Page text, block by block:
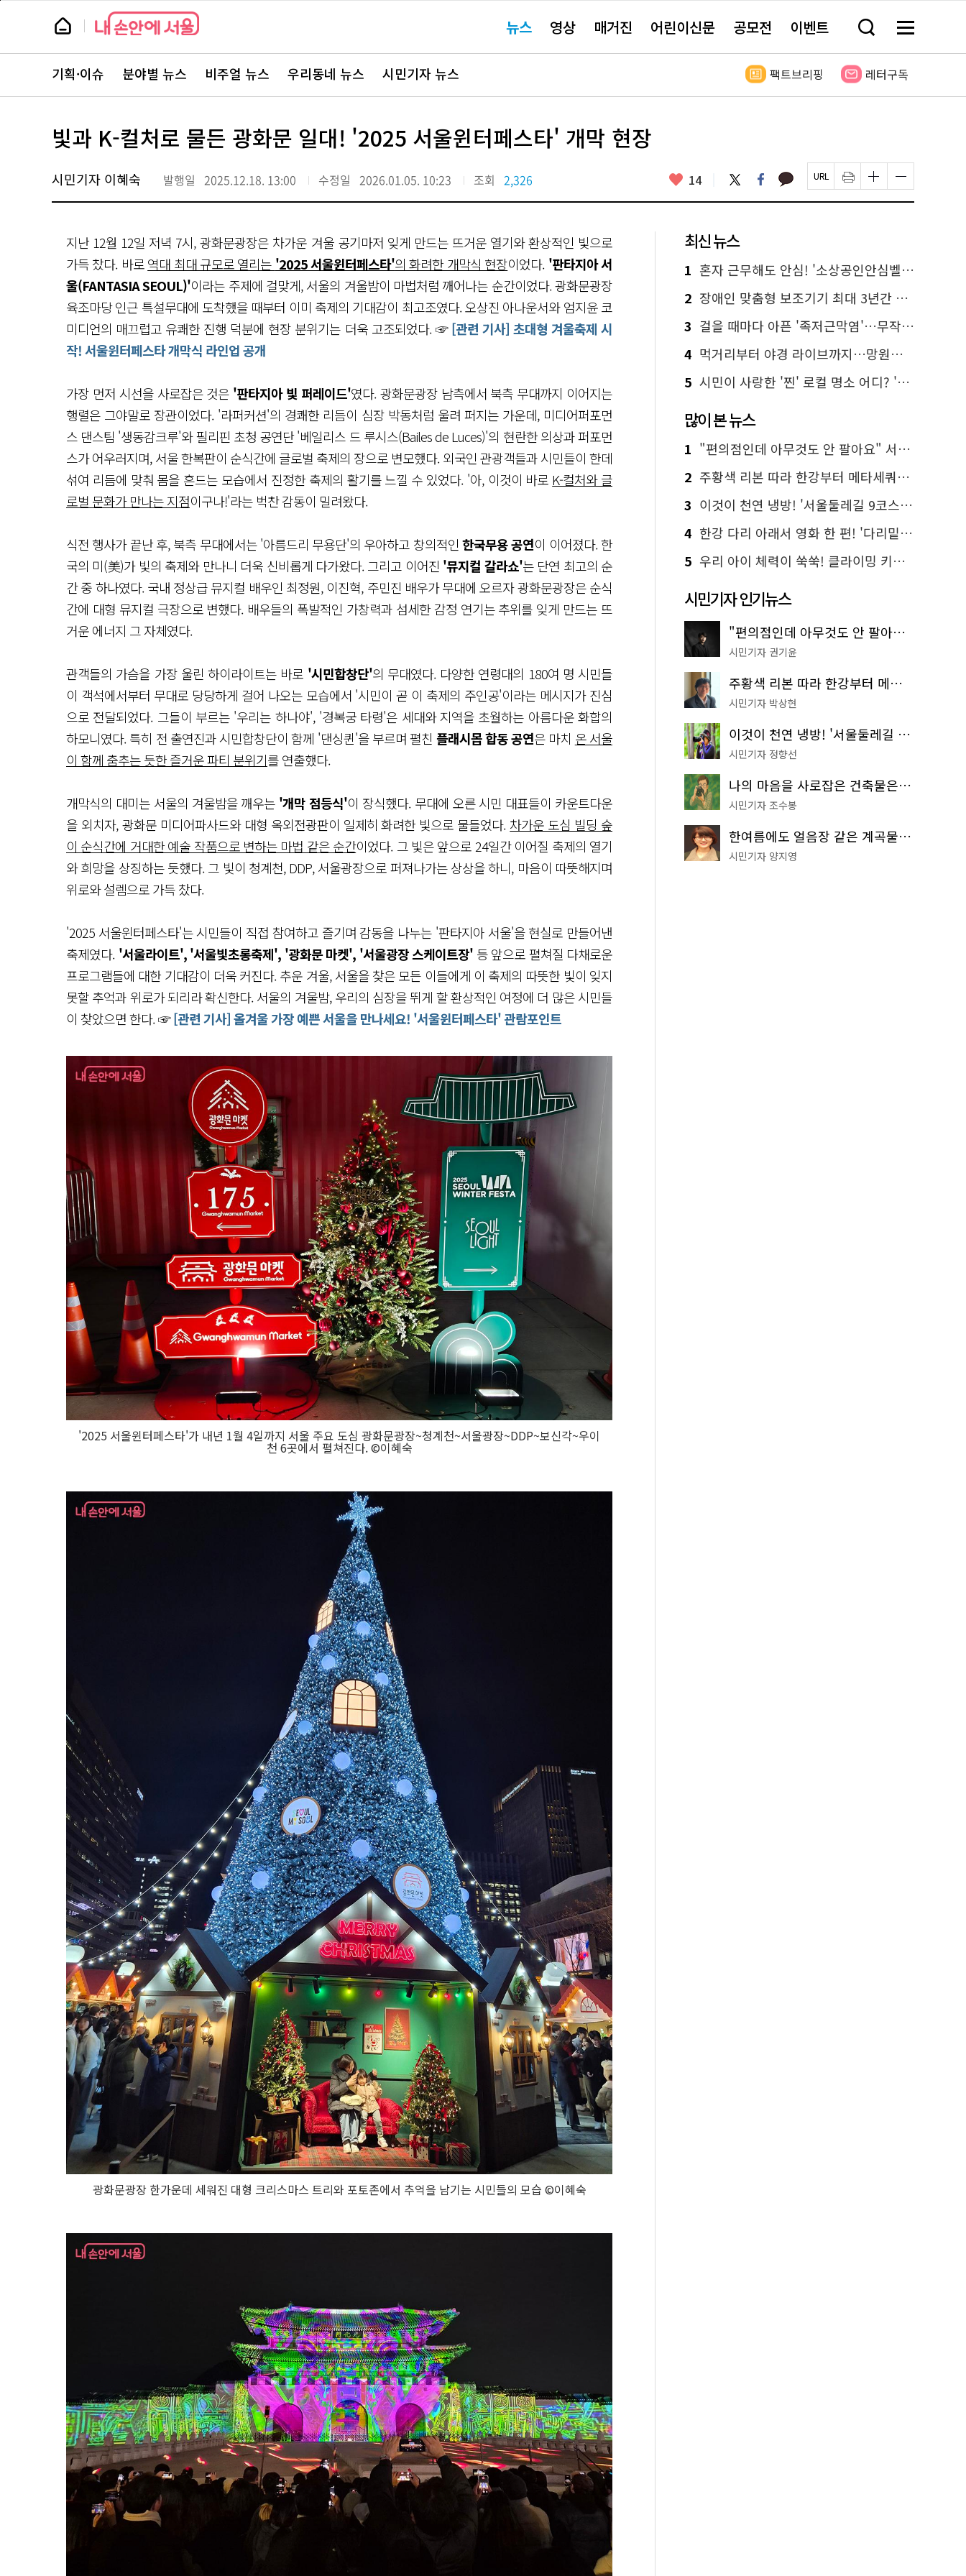
본
뉴
스 요뉴스 영상 매거진 어린이신문 공모전 이벤트 검
창
기
메
전
보
뉴
스
주
서
바
로
기획·이슈 분야별 뉴스 비주얼 뉴스 우리동네 뉴스 시민기자 뉴스 팩트브리핑 레터구독
빛과 K-컬처로 물든 광화문 일대! '2025 서울윈터페스타' 개막 현장
시민기자 이혜숙 발행일 2025.12.18. 13:00 수정일 2026.01.05. 10:23 조회 2,326 좋
요
14 트
위
터
페
이
스
카
카 페
이
지
인
쇄
하
글
자
크
하
기
글
자
크
하
기
지난 12월 12일 저녁 7시, 광화문광장은 차가운 겨울 공기마저 잊게 만드는 뜨거운 열기와 환상적인 빛으로
가득 찼다. 바로역대 최대 규모로 열리는 '2025 서울윈터페스타'의 화려한 개막식 현장이었다. '판타지아 서
울(FANTASIA SEOUL)'이라는 주제에 걸맞게, 서울의 겨울밤이 마법처럼 깨어나는 순간이었다. 광화문광장
육조마당 인근 특설무대에 도착했을 때부터 이미 축제의 기대감이 최고조였다. 오상진 아나운서와 엄지윤 코
미디언의 매끄럽고 유쾌한 진행 덕분에 현장 분위기는 더욱 고조되었다. ☞[관련 기사] 초대형 겨울축제 시
작! 서울윈터페스타 개막식 라인업 공개
가장 먼저 시선을 사로잡은 것은 '판타지아 빛 퍼레이드'였다. 광화문광장 남측에서 북측 무대까지 이어지는
행렬은 그야말로 장관이었다. '라퍼커션'의 경쾌한 리듬이 심장 박동처럼 울려 퍼지는 가운데, 미디어퍼포먼
스 댄스팀 '생동감크루'와 필리핀 초청 공연단 '베일리스 드 루시스(Bailes de Luces)'의 현란한 의상과 퍼포먼
스가 어우러지며, 서울 한복판이 순식간에 글로벌 축제의 장으로 변모했다. 외국인 관광객들과 시민들이 한데
섞여 리듬에 맞춰 몸을 흔드는 모습에서 진정한 축제의 활기를 느낄 수 있었다. '아, 이것이 바로 K-컬처와 글
로벌 문화가 만나는 지점이구나!'라는 벅찬 감동이 밀려왔다.
식전 행사가 끝난 후, 북측 무대에서는 '아름드리 무용단'의 우아하고 창의적인한국무용 공연이 이어졌다. 한
국의 미(美)가 빛의 축제와 만나니 더욱 신비롭게 다가왔다. 그리고 이어진 '뮤지컬 갈라쇼'는 단연 최고의 순
간 중 하나였다. 국내 정상급 뮤지컬 배우인 최정원, 이진혁, 주민진 배우가 무대에 오르자 광화문광장은 순식
간에 대형 뮤지컬 극장으로 변했다. 배우들의 폭발적인 가창력과 섬세한 감정 연기는 추위를 잊게 만드는 뜨
거운 에너지 그 자체였다.
관객들의 가슴을 가장 울린 하이라이트는 바로 '시민합창단'의 무대였다. 다양한 연령대의 180여 명 시민들
이 객석에서부터 무대로 당당하게 걸어 나오는 모습에서 '시민이 곧 이 축제의 주인공'이라는 메시지가 진심
으로 전달되었다. 그들이 부르는 '우리는 하나야', '경복궁 타령'은 세대와 지역을 초월하는 아름다운 화합의
하모니였다. 특히 전 출연진과 시민합창단이 함께 '댄싱퀸'을 부르며 펼친 플래시몹 합동 공연은 마치 온 서울
이 함께 춤추는 듯한 즐거운 파티 분위기를 연출했다.
개막식의 대미는 서울의 겨울밤을 깨우는 '개막 점등식'이 장식했다. 무대에 오른 시민 대표들이 카운트다운
을 외치자, 광화문 미디어파사드와 대형 옥외전광판이 일제히 화려한 빛으로 물들었다. 차가운 도심 빌딩 숲
이 순식간에 거대한 예술 작품으로 변하는 마법 같은 순간이었다. 그 빛은 앞으로 24일간 이어질 축제의 열기
와 희망을 상징하는 듯했다. 그 빛이 청계천, DDP, 서울광장으로 퍼져나가는 상상을 하니, 마음이 따뜻해지며
위로와 설렘으로 가득 찼다.
'2025 서울윈터페스타'는 시민들이 직접 참여하고 즐기며 감동을 나누는 '판타지아 서울'을 현실로 만들어낸
축제였다. '서울라이트', '서울빛초롱축제', '광화문 마켓', '서울광장 스케이트장' 등 앞으로 펼쳐질 다채로운
프로그램들에 대한 기대감이 더욱 커진다. 추운 겨울, 서울을 찾은 모든 이들에게 이 축제의 따뜻한 빛이 잊지
못할 추억과 위로가 되리라 확신한다. 서울의 겨울밤, 우리의 심장을 뛰게 할 환상적인 여정에 더 많은 시민들
이 찾았으면 한다. ☞[관련 기사] 올겨울 가장 예쁜 서울을 만나세요! '서울윈터페스타' 관람포인트
'2025 서울윈터페스타'가 내년 1월 4일까지 서울 주요 도심 광화문광장~청계천~서울광장~DDP~보신각~우이
천 6곳에서 펼쳐진다. ©이혜숙
광화문광장 한가운데 세워진 대형 크리스마스 트리와 포토존에서 추억을 남기는 시민들의 모습 ©이혜숙
최신 뉴스
1 혼자 근무해도 안심! '소상공인안심벨' 신청하세요
2 장애인 맞춤형 보조기기 최대 3년간 무상 대여…삶의 질 높인다
3 걸을 때마다 아픈 '족저근막염'…무작정 참지 말고 '이것' 해보세요!
4 먹거리부터 야경 라이브까지…망원한강공원 알짜 코스
5 시민이 사랑한 '찐' 로컬 명소 어디? '서울에디션25' 추천 코스
많이 본 뉴스
1 "편의점인데 아무것도 안 팔아요" 서울에서 가장 특별한 편의점의 정체
2 주황색 리본 따라 한강부터 메타세쿼이아 숲길까지…서울둘레길 15코스
3 이것이 천연 냉방! '서울둘레길 9코스'로 숲속 피서 떠나볼까
4 한강 다리 아래서 영화 한 편! '다리밑 영화관' 무료 상영
5 우리 아이 체력이 쑥쑥! 클라이밍 키즈카페·어린이 체력장
시민기자 인기뉴스
"편의점인데 아무것도 안 팔아요" 서울에서 가장 특별한 편의점의 정체
시민기자 권기윤
주황색 리본 따라 한강부터 메타세쿼이아 숲길까지…서울둘레길 15코스
시민기자 박상현
이것이 천연 냉방! '서울둘레길 9코스'로 숲속 피서 떠나볼까
시민기자 정향선
나의 마음을 사로잡은 건축물은? '서울시 건축상' 수상작 공개!
시민기자 조수봉
한여름에도 얼음장 같은 계곡물! 서울 '진관사 계곡'이 천국이네~
시민기자 양지영
페